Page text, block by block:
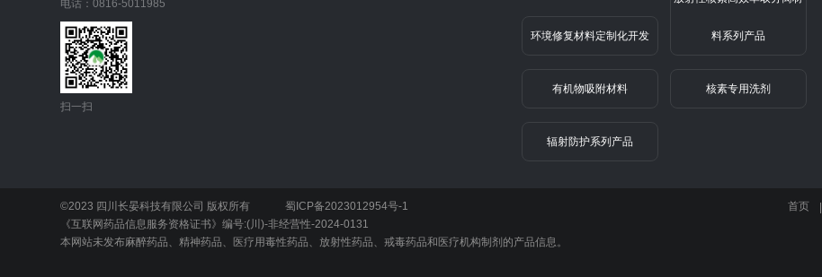
电话：0816-5011985
扫一扫
环境修复材料定制化开发 料系列产品
有机物吸附材料 核素专用洗剂
辐射防护系列产品
首页 |
©2023 四川长晏科技有限公司 版权所有
蜀ICP备2023012954号-1
《互联网药品信息服务资格证书》编号:(川)-非经营性-2024-0131
本网站未发布麻醉药品、精神药品、医疗用毒性药品、放射性药品、戒毒药品和医疗机构制剂的产品信息。